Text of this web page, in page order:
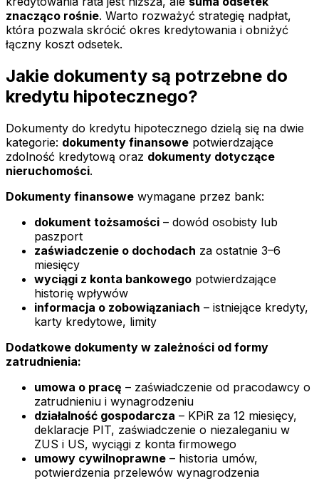
znacząco rośnie. Warto rozważyć strategię nadpłat,
która pozwala skrócić okres kredytowania i obniżyć
łączny koszt odsetek.
Jakie dokumenty są potrzebne do
kredytu hipotecznego?
Dokumenty do kredytu hipotecznego dzielą się na dwie
kategorie: dokumenty finansowe potwierdzające
zdolność kredytową oraz dokumenty dotyczące
nieruchomości.
Dokumenty finansowe wymagane przez bank:
dokument tożsamości – dowód osobisty lub
paszport
zaświadczenie o dochodach za ostatnie 3–6
miesięcy
wyciągi z konta bankowego potwierdzające
historię wpływów
informacja o zobowiązaniach – istniejące kredyty,
karty kredytowe, limity
Dodatkowe dokumenty w zależności od formy
zatrudnienia:
umowa o pracę – zaświadczenie od pracodawcy o
zatrudnieniu i wynagrodzeniu
działalność gospodarcza – KPiR za 12 miesięcy,
deklaracje PIT, zaświadczenie o niezaleganiu w
ZUS i US, wyciągi z konta firmowego
umowy cywilnoprawne – historia umów,
potwierdzenia przelewów wynagrodzenia